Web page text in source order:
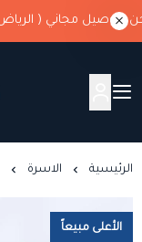
الرئيسية الاسرة
الأعلى مبيعاً